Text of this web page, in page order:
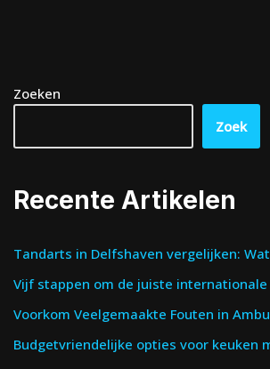
Zoeken
Zoek
Recente Artikelen
Tandarts in Delfshaven vergelijken:
Vijf stappen om de juiste
Voorkom Veelgemaakte Fouten in
Budgetvriendelijke opties voor keuken